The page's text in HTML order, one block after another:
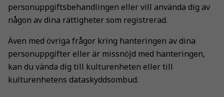
personuppgiftsbehandlingen eller vill använda dig av
någon av dina rättigheter som registrerad.
Även med övriga frågor kring hanteringen av dina
personuppgifter eller är missnöjd med hanteringen,
kan du vända dig till kulturenheten eller till
kulturenhetens dataskyddsombud.